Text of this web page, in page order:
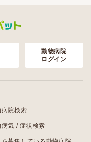
動物病院
ログイン
病院検索
病気 / 症状検索